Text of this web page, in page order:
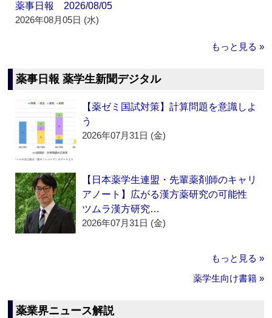
薬事日報 2026/08/05
2026年08月05日 (水)
もっと見る »
薬事日報 薬学生新聞デジタル
【薬ゼミ国試対策】計算問題を意識しよ
う
2026年07月31日 (金)
【日本薬学生連盟・先輩薬剤師のキャリ
アノート】広がる漢方薬研究の可能性
ツムラ漢方研究…
2026年07月31日 (金)
もっと見る »
薬学生向け書籍 »
薬業界ニュース解説